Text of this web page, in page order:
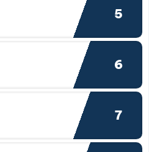
5
6
7